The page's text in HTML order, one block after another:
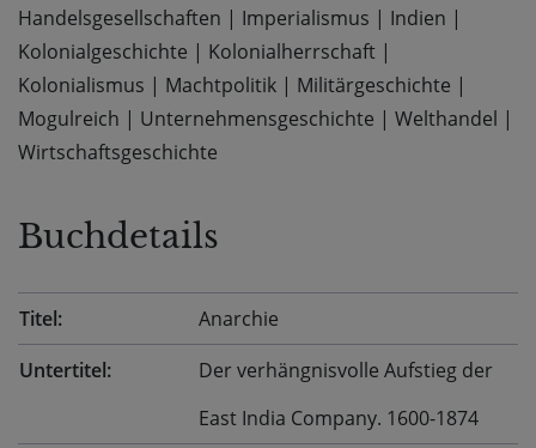
Handelsgesellschaften | Imperialismus | Indien |
Kolonialgeschichte | Kolonialherrschaft |
Kolonialismus | Machtpolitik | Militärgeschichte |
Mogulreich | Unternehmensgeschichte | Welthandel |
Wirtschaftsgeschichte
Buchdetails
Titel:
Anarchie
Untertitel:
Der verhängnisvolle Aufstieg der
East India Company. 1600-1874